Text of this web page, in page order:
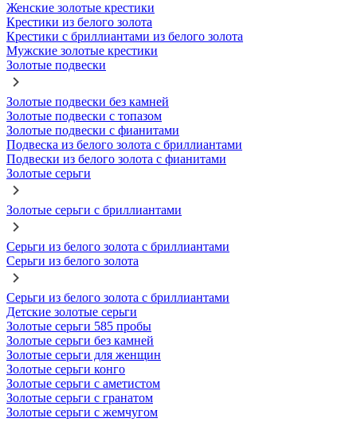
Женские золотые крестики
Крестики из белого золота
Крестики с бриллиантами из белого золота
Мужские золотые крестики
Золотые подвески
Золотые подвески без камней
Золотые подвески с топазом
Золотые подвески с фианитами
Подвеска из белого золота с бриллиантами
Подвески из белого золота с фианитами
Золотые серьги
Золотые серьги с бриллиантами
Серьги из белого золота с бриллиантами
Серьги из белого золота
Серьги из белого золота с бриллиантами
Детские золотые серьги
Золотые серьги 585 пробы
Золотые серьги без камней
Золотые серьги для женщин
Золотые серьги конго
Золотые серьги с аметистом
Золотые серьги с гранатом
Золотые серьги с жемчугом